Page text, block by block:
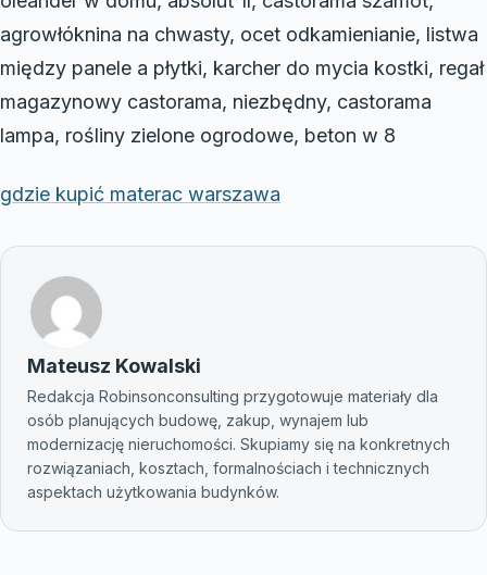
agrowłóknina na chwasty, ocet odkamienianie, listwa
między panele a płytki, karcher do mycia kostki, regał
magazynowy castorama, niezbędny, castorama
lampa, rośliny zielone ogrodowe, beton w 8
gdzie kupić materac warszawa
Mateusz Kowalski
Redakcja Robinsonconsulting przygotowuje materiały dla
osób planujących budowę, zakup, wynajem lub
modernizację nieruchomości. Skupiamy się na konkretnych
rozwiązaniach, kosztach, formalnościach i technicznych
aspektach użytkowania budynków.